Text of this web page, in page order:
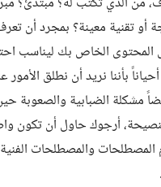
أو تقنية معينة؟ بمجرد أن
الخاص بك ليناسب
بأننا نريد أن نطلق
مشكلة الضبابية والصعوبة
أرجوك حاول أن تكون
والمصطلحات الفنية